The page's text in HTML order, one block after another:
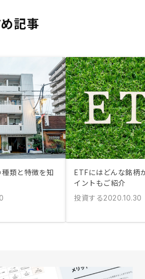
記事
類と特徴を知
ETFにはどんな銘柄
イントもご紹介
投資する2020.10.30